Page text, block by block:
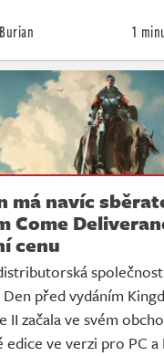
1
má navíc
Come
cenu
před vydáním
II začala ve svém
edice ve verzi pro PC